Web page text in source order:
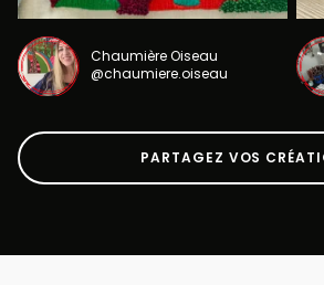
Chaumière Oiseau
@chaumiere.oiseau
PARTAGEZ VOS